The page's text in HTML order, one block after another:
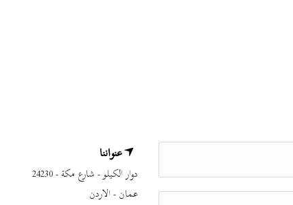
عنواننا
دوار الكيلو - شارع مكة - 24230
عمان - الاردن